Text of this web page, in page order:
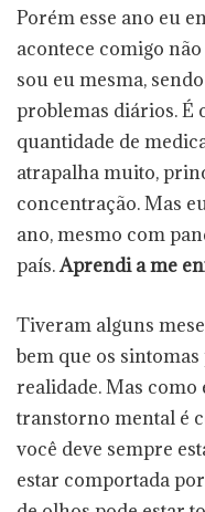
Porém esse ano eu
acontece comigo
sou eu mesma,
problemas diários. É
quantidade de
atrapalha muito,
concentração. Mas
ano, mesmo com
país.Aprendi a me
Tiveram alguns
bem que os
realidade. Mas como
transtorno mental é
você deve sempre
estar comportada